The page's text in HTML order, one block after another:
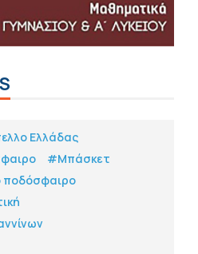
Ελλάδας
#Μπάσκετ
ποδόσφαιρο